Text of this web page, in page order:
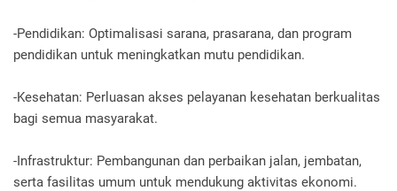
-Pendidikan: Optimalisasi sarana, prasarana, dan program
pendidikan untuk meningkatkan mutu pendidikan.
-Kesehatan: Perluasan akses pelayanan kesehatan berkualitas
bagi semua masyarakat.
-Infrastruktur: Pembangunan dan perbaikan jalan, jembatan,
serta fasilitas umum untuk mendukung aktivitas ekonomi.